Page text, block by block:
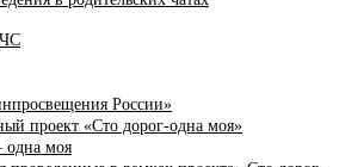
России»
проект «Сто дорог-одна моя»
моя